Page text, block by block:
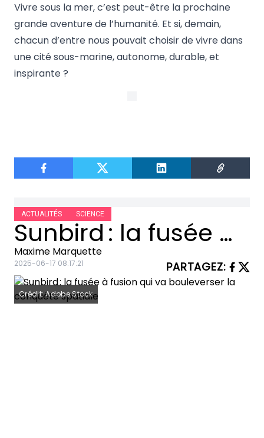
Vivre sous la mer, c’est peut-être la prochaine
grande aventure de l’humanité. Et si, demain,
chacun d’entre nous pouvait choisir de vivre dans
une cité sous-marine, autonome, durable, et
inspirante ?
ACTUALITÉS SCIENCE
Sunbird : la fusée à fusion qui va bouleverser la conquête spatiale
Maxime Marquette
2025-06-17 08:17:21 PARTAGEZ:
Crédit: Adobe Stock